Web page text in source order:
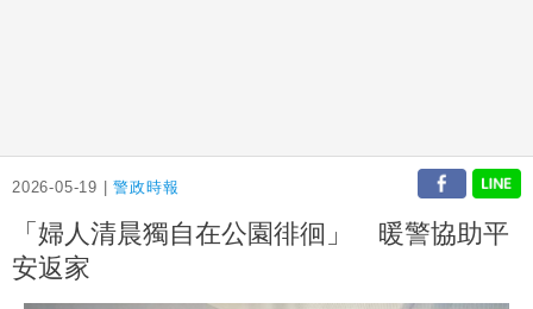
2026-05-19 |警政時報
「婦人清晨獨自在公園徘徊」 暖警協助平
安返家